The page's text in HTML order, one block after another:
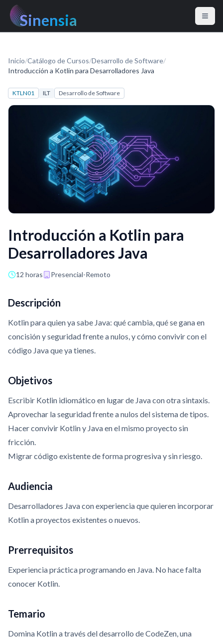
Sinensia
Inicio/Catálogo de Cursos/Desarrollo de Software/
Introducción a Kotlin para Desarrolladores Java
KTLN01 ILT Desarrollo de Software
Introducción a Kotlin para
Desarrolladores Java
12 horas Presencial-Remoto
Descripción
Kotlin para quien ya sabe Java: qué cambia, qué se gana en
concisión y seguridad frente a nulos, y cómo convivir con el
código Java que ya tienes.
Objetivos
Escribir Kotlin idiomático en lugar de Java con otra sintaxis.
Aprovechar la seguridad frente a nulos del sistema de tipos.
Hacer convivir Kotlin y Java en el mismo proyecto sin
fricción.
Migrar código existente de forma progresiva y sin riesgo.
Audiencia
Desarrolladores Java con experiencia que quieren incorporar
Kotlin a proyectos existentes o nuevos.
Prerrequisitos
Experiencia práctica programando en Java. No hace falta
conocer Kotlin.
Temario
Domina Kotlin a través del desarrollo de CodeZen, una